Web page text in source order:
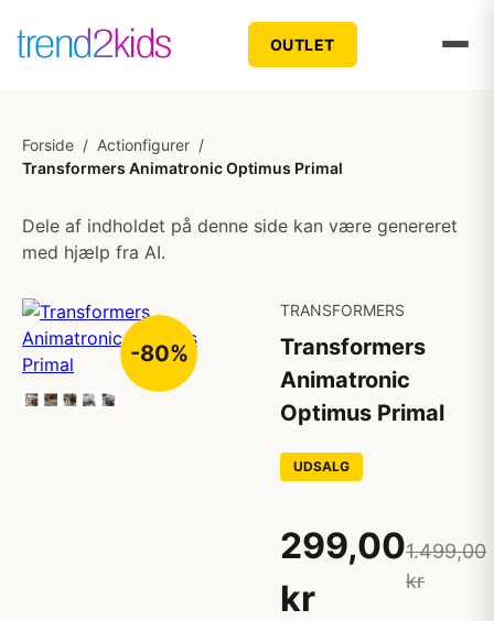
OUTLET
Forside / Actionfigurer /
Transformers Animatronic Optimus Primal
Dele af indholdet på denne side kan være genereret
med hjælp fra AI.
-80%
TRANSFORMERS
Transformers
Animatronic
Optimus Primal
UDSALG
299,00
kr
1.499,00
kr